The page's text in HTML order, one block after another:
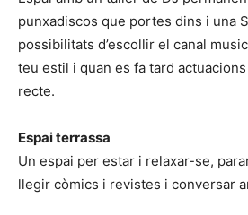
punxadiscos que portes dins i una
possibilitats d’escollir el canal
teu estil i quan es fa tard
recte.
Espai terrassa
Un espai per estar i relaxar-se,
llegir còmics i revistes i conversar